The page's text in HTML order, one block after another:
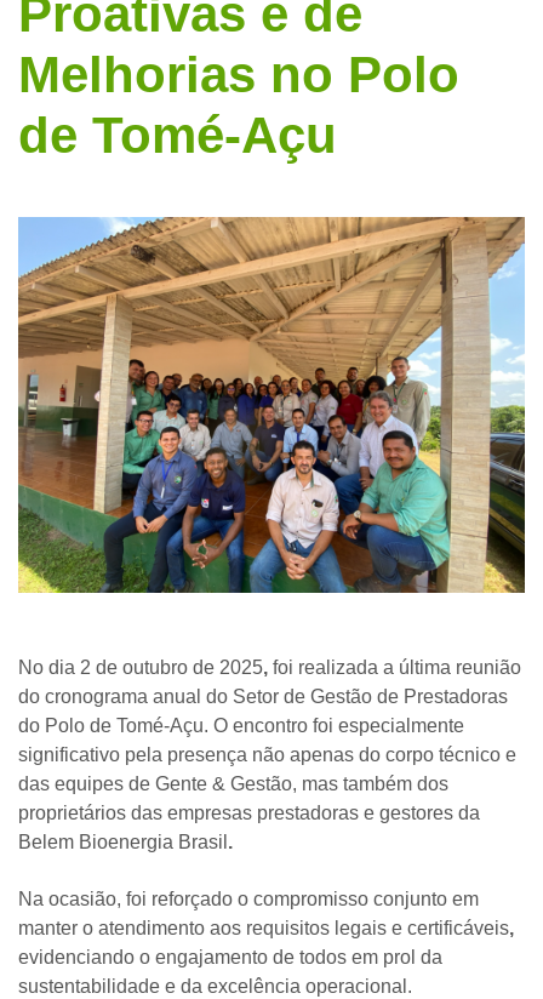
Proativas e de
Melhorias no Polo
de Tomé-Açu
No dia 2 de outubro de 2025, foi realizada a última reunião
do cronograma anual do Setor de Gestão de Prestadoras
do Polo de Tomé-Açu. O encontro foi especialmente
significativo pela presença não apenas do corpo técnico e
das equipes de Gente & Gestão, mas também dos
proprietários das empresas prestadoras e gestores da
Belem Bioenergia Brasil .
Na ocasião, foi reforçado o compromisso conjunto em
manter o atendimento aos requisitos legais e certificáveis,
evidenciando o engajamento de todos em prol da
sustentabilidade e da excelência operacional .